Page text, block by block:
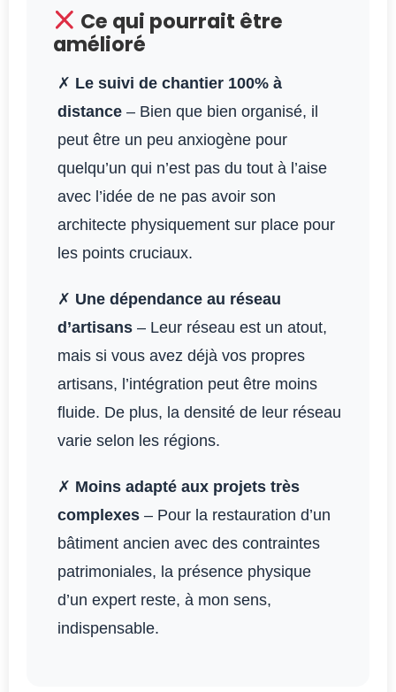
Ce qui pourrait être
amélioré
✗ Le suivi de chantier 100% à
distance – Bien que bien organisé, il
peut être un peu anxiogène pour
quelqu’un qui n’est pas du tout à l’aise
avec l’idée de ne pas avoir son
architecte physiquement sur place pour
les points cruciaux.
✗ Une dépendance au réseau
d’artisans – Leur réseau est un atout,
mais si vous avez déjà vos propres
artisans, l’intégration peut être moins
fluide. De plus, la densité de leur réseau
varie selon les régions.
✗ Moins adapté aux projets très
complexes – Pour la restauration d’un
bâtiment ancien avec des contraintes
patrimoniales, la présence physique
d’un expert reste, à mon sens,
indispensable.